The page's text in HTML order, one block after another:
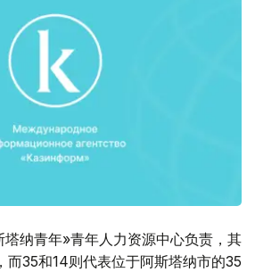
纳青年»青年人力资源中心负责，其
而35和14则代表位于阿斯塔纳市的35